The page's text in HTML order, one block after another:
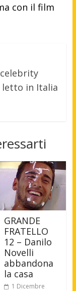
con il film
letto in Italia
GRANDE
FRATELLO
12 – Danilo
Novelli
abbandona
la casa
1 Dicembre